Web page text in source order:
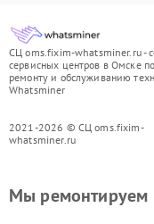
СЦ oms.fixim-whatsminer.ru -
сервисных центров в Омске по
ремонту и обслуживанию
Whatsminer
2021-2026 © СЦ oms.fixim-
whatsminer.ru
Мы ремонтируем